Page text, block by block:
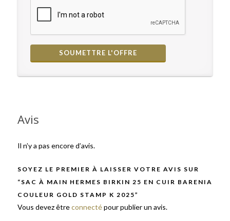
Avis
Il n’y a pas encore d’avis.
SOYEZ LE PREMIER À LAISSER VOTRE AVIS SUR
“SAC À MAIN HERMES BIRKIN 25 EN CUIR BARENIA
COULEUR GOLD STAMP K 2025”
Vous devez êtreconnectépour publier un avis.